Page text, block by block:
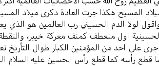
المسيح هكذا جرت العادة ذكرى ميلاد
لولا الدم الحسيني رب العالمين هو الذي
اول منعطف كمنف معركة خيبر، والنقطة
على احد من المؤمنين الكبار طوال التأريخ
قطع رأسه كما قطع رأس الحسين عليه السلام